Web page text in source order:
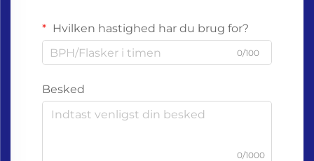
Hvilken hastighed har du brug for?
0/100
Besked
0/1000